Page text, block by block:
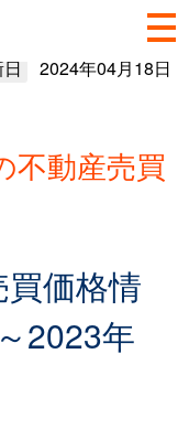
2024年04月18日
不動産売買
価格情
2023年